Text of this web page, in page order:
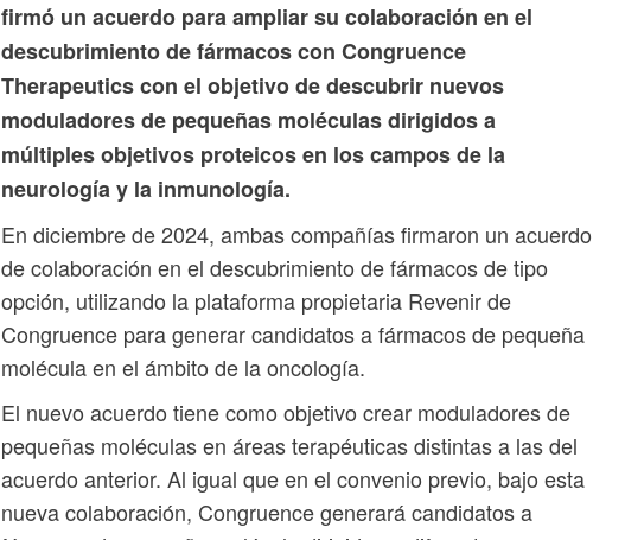
firmó un acuerdo para ampliar su colaboración en el
descubrimiento de fármacos con Congruence
Therapeutics con el objetivo de descubrir nuevos
moduladores de pequeñas moléculas dirigidos a
múltiples objetivos proteicos en los campos de la
neurología y la inmunología.
En diciembre de 2024, ambas compañías firmaron un acuerdo
de colaboración en el descubrimiento de fármacos de tipo
opción, utilizando la plataforma propietaria Revenir de
Congruence para generar candidatos a fármacos de pequeña
molécula en el ámbito de la oncología.
El nuevo acuerdo tiene como objetivo crear moduladores de
pequeñas moléculas en áreas terapéuticas distintas a las del
acuerdo anterior. Al igual que en el convenio previo, bajo esta
nueva colaboración, Congruence generará candidatos a